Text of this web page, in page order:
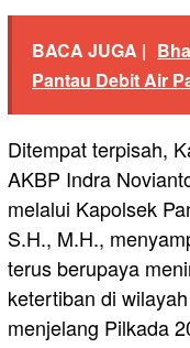
BACA JUGA |
Pantau Debit Air
Ditempat terpisah,
AKBP Indra
melalui Kapolsek
S.H., M.H.,
terus berupaya
ketertiban di
menjelang Pilkada